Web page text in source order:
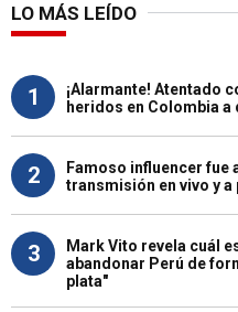
LO MÁS LEÍDO
1
¡Alarmante! Atentado
heridos en Colombia
2
Famoso influencer fue
transmisión en vivo y
3
Mark Vito revela cuál
abandonar Perú de
plata"